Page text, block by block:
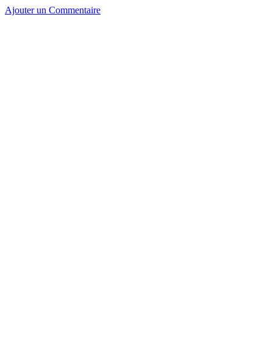
Ajouter un Commentaire